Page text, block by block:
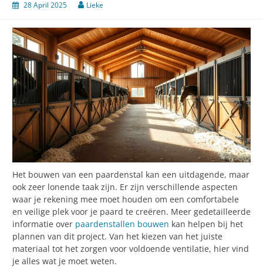
28 April 2025 Lieke
Het bouwen van een paardenstal kan een uitdagende, maar
ook zeer lonende taak zijn. Er zijn verschillende aspecten
waar je rekening mee moet houden om een comfortabele
en veilige plek voor je paard te creëren. Meer gedetailleerde
informatie over paardenstallen bouwen kan helpen bij het
plannen van dit project. Van het kiezen van het juiste
materiaal tot het zorgen voor voldoende ventilatie, hier vind
je alles wat je moet weten.